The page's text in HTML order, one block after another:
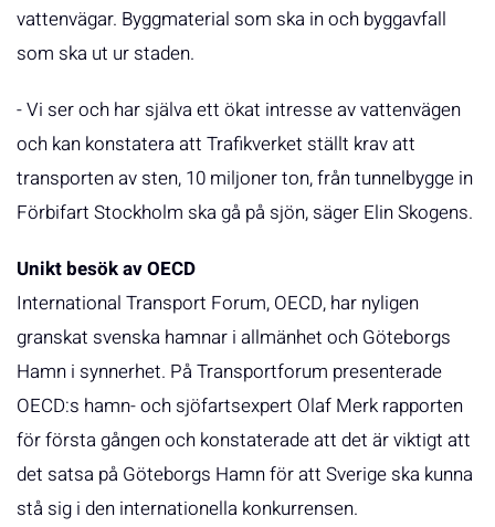
vattenvägar. Byggmaterial som ska in och byggavfall
som ska ut ur staden.
- Vi ser och har själva ett ökat intresse av vattenvägen
och kan konstatera att Trafikverket ställt krav att
transporten av sten, 10 miljoner ton, från tunnelbygge in
Förbifart Stockholm ska gå på sjön, säger Elin Skogens.
Unikt besök av OECD
International Transport Forum, OECD, har nyligen
granskat svenska hamnar i allmänhet och Göteborgs
Hamn i synnerhet. På Transportforum presenterade
OECD:s hamn- och sjöfartsexpert Olaf Merk rapporten
för första gången och konstaterade att det är viktigt att
det satsa på Göteborgs Hamn för att Sverige ska kunna
stå sig i den internationella konkurrensen.